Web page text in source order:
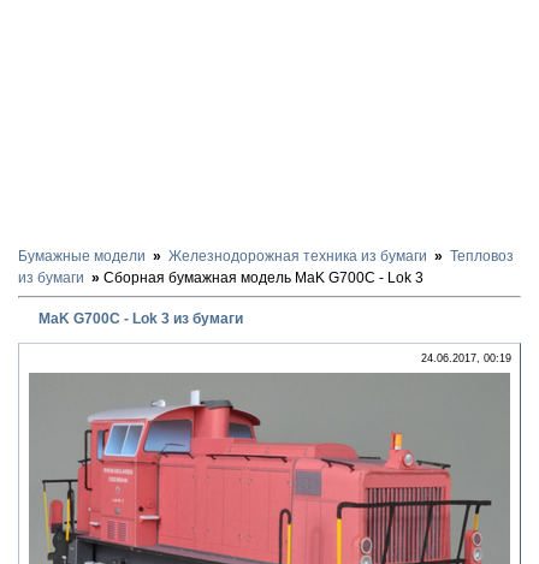
Бумажные модели Железнодорожная техника из бумаги
Тепловоз
из бумаги
Сборная бумажная модель MaK G700C - Lok 3
MaK G700C - Lok 3 из бумаги
24.06.2017, 00:19